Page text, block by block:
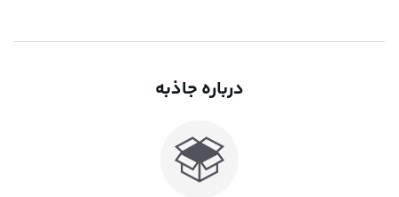
درباره جاذبه